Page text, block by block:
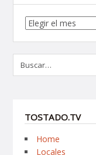
Archivos
TOSTADO.TV
Home
Locales